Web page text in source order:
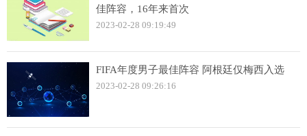
佳阵容，16年来首次
2023-02-28 09:19:49
FIFA年度男子最佳阵容 阿根廷仅梅西入选
2023-02-28 09:26:16